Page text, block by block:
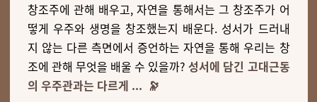
창조주에 관해 배우고, 자연을 통해서는 그 창조주가 어
떻게 우주와 생명을 창조했는지 배운다. 성서가 드러내
지 않는 다른 측면에서 증언하는 자연을 통해 우리는 창
조에 관해 무엇을 배울 수 있을까? 성서에 담긴 고대근동
의 우주관과는 다르게 ... 🔭